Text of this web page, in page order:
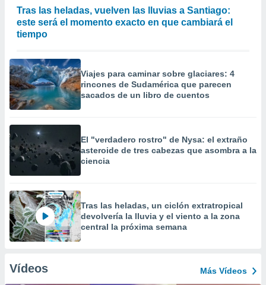
Tras las heladas, vuelven las lluvias a Santiago:
este será el momento exacto en que cambiará el
tiempo
Viajes para caminar sobre glaciares: 4
rincones de Sudamérica que parecen
sacados de un libro de cuentos
El "verdadero rostro" de Nysa: el extraño
asteroide de tres cabezas que asombra a la
ciencia
Tras las heladas, un ciclón extratropical
devolvería la lluvia y el viento a la zona
central la próxima semana
Vídeos Más Vídeos